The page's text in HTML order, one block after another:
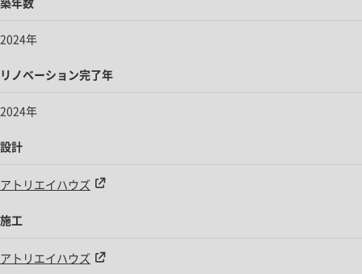
2024年
リノベーション完了年
2024年
設計
アトリエイハウズ
施工
アトリエイハウズ